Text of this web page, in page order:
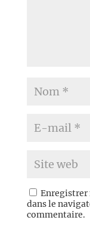
dans le
commentaire.